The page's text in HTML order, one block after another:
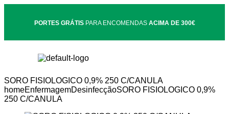
PORTES GRÁTISPARA ENCOMENDAS ACIMA DE 300€
SORO FISIOLOGICO 0,9% 250 C/CANULA
homeEnfermagemDesinfecçãoSORO FISIOLOGICO 0,9%
250 C/CANULA